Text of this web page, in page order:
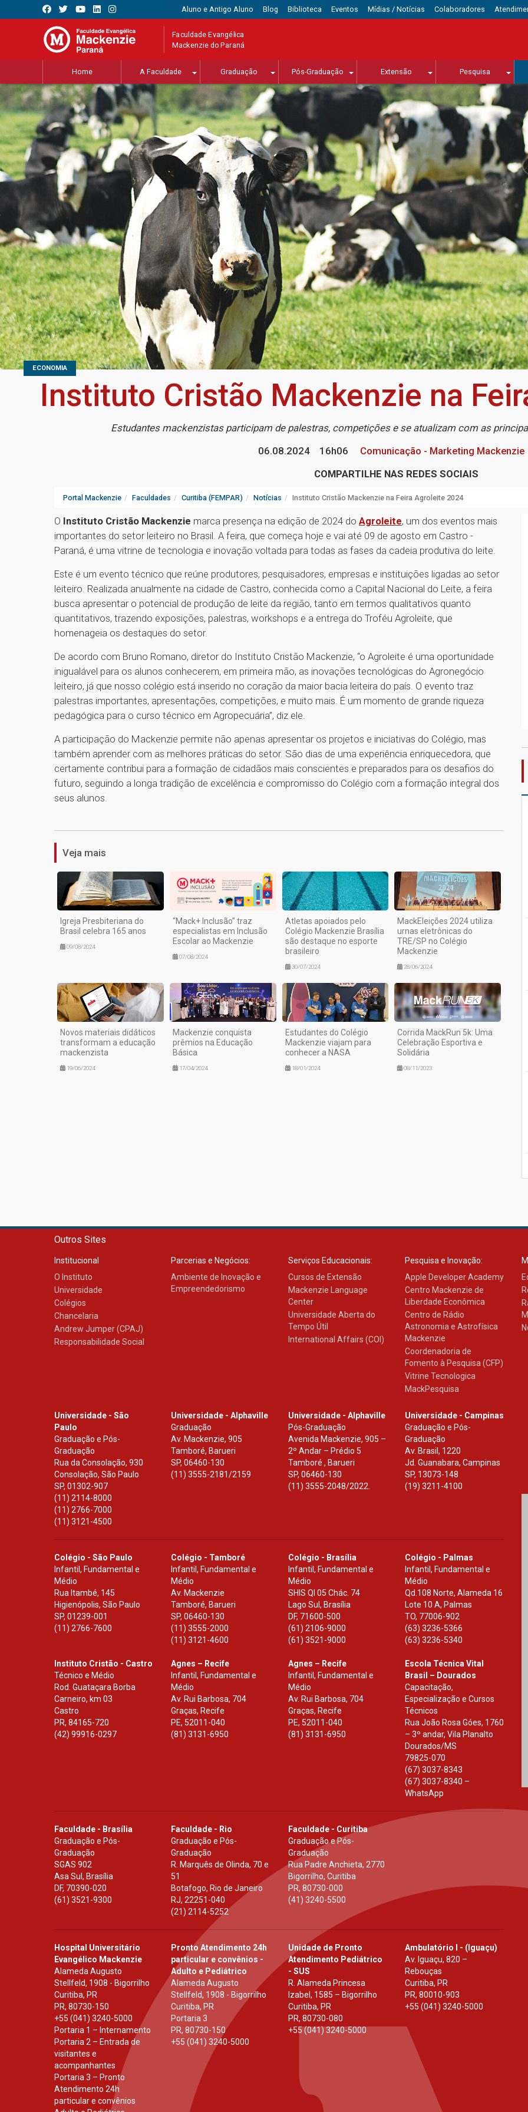
Aluno e Antigo Aluno Blog Biblioteca Eventos Mídias / Notícias Colaboradores
Faculdade Evangélica
Mackenzie do Paraná
Home A Faculdade Graduação Pós-Graduação Extensão Pesquisa
ECONOMIA
Instituto Cristão Mackenzie na
Estudantes mackenzistas participam de palestras, competições e se atualizam com as
06.08.2024
16h06
Comunicação - Marketing Mackenzie
COMPARTILHE NAS REDES SOCIAIS
Portal Mackenzie Faculdades Curitiba (FEMPAR) Notícias Instituto Cristão Mackenzie na Feira Agroleite 2024
O Instituto Cristão Mackenzie marca presença na edição de 2024 do Agroleite, um dos eventos mais
importantes do setor leiteiro no Brasil. A feira, que começa hoje e vai até 09 de agosto em Castro -
Paraná, é uma vitrine de tecnologia e inovação voltada para todas as fases da cadeia produtiva do leite.
Este é um evento técnico que reúne produtores, pesquisadores, empresas e instituições ligadas ao setor
leiteiro. Realizada anualmente na cidade de Castro, conhecida como a Capital Nacional do Leite, a feira
busca apresentar o potencial de produção de leite da região, tanto em termos qualitativos quanto
quantitativos, trazendo exposições, palestras, workshops e a entrega do Troféu Agroleite, que
homenageia os destaques do setor.
De acordo com Bruno Romano, diretor do Instituto Cristão Mackenzie, “o Agroleite é uma oportunidade
inigualável para os alunos conhecerem, em primeira mão, as inovações tecnológicas do Agronegócio
leiteiro, já que nosso colégio está inserido no coração da maior bacia leiteira do país. O evento traz
palestras importantes, apresentações, competições, e muito mais. É um momento de grande riqueza
pedagógica para o curso técnico em Agropecuária”, diz ele.
A participação do Mackenzie permite não apenas apresentar os projetos e iniciativas do Colégio, mas
também aprender com as melhores práticas do setor. São dias de uma experiência enriquecedora, que
certamente contribui para a formação de cidadãos mais conscientes e preparados para os desafios do
futuro, seguindo a longa tradição de excelência e compromisso do Colégio com a formação integral dos
seus alunos.
Veja mais
Igreja Presbiteriana do
Brasil celebra 165 anos
09/08/2024
“Mack+ Inclusão” traz
especialistas em Inclusão
Escolar ao Mackenzie
07/08/2024
Atletas apoiados pelo
Colégio Mackenzie Brasília
são destaque no esporte
brasileiro
30/07/2024
MackEleições 2024 utiliza
urnas eletrônicas do
TRE/SP no Colégio
Mackenzie
28/06/2024
Novos materiais didáticos
transformam a educação
mackenzista
19/06/2024
Mackenzie conquista
prêmios na Educação
Básica
17/04/2024
Estudantes do Colégio
Mackenzie viajam para
conhecer a NASA
18/01/2024
Corrida MackRun 5k: Uma
Celebração Esportiva e
Solidária
08/11/2023
Outros Sites
Institucional
O Instituto
Universidade
Colégios
Chancelaria
Andrew Jumper (CPAJ)
Responsabilidade Social
Parcerias e Negócios:
Ambiente de Inovação e
Empreendedorismo
Serviços Educacionais:
Cursos de Extensão
Mackenzie Language
Center
Universidade Aberta do
Tempo Útil
International Affairs (COI)
Pesquisa e Inovação:
Apple Developer Academy
Centro Mackenzie de
Liberdade Econômica
Centro de Rádio
Astronomia e Astrofísica
Mackenzie
Coordenadoria de
Fomento à Pesquisa (CFP)
Vitrine Tecnologica
MackPesquisa
Universidade - São
Paulo
Graduação e Pós-
Graduação
Rua da Consolação, 930
Consolação, São Paulo
SP, 01302-907
(11) 2114-8000
(11) 2766-7000
(11) 3121-4500
Universidade - Alphaville
Graduação
Av. Mackenzie, 905
Tamboré, Barueri
SP,06460-130
(11) 3555-2181/2159
Universidade - Alphaville
Pós-Graduação
Avenida Mackenzie, 905 –
2º Andar – Prédio 5
Tamboré , Barueri
SP, 06460-130
(11) 3555-2048/2022.
Universidade - Campinas
Graduação e Pós-
Graduação
Av. Brasil, 1220
Jd. Guanabara, Campinas
SP, 13073-148
(19) 3211-4100
Colégio - São Paulo
Infantil, Fundamental e
Médio
Rua Itambé, 145
Higienópolis, São Paulo
SP, 01239-001
(11) 2766-7600
Colégio - Tamboré
Infantil, Fundamental e
Médio
Av. Mackenzie
Tamboré, Barueri
SP,06460-130
(11) 3555-2000
(11) 3121-4600
Colégio - Brasília
Infantil, Fundamental e
Médio
SHIS Ql 05 Chác. 74
Lago Sul, Brasília
DF, 71600-500
(61) 2106-9000
(61) 3521-9000
Colégio - Palmas
Infantil, Fundamental e
Médio
Qd.108 Norte, Alameda 16
Lote 10 A, Palmas
TO, 77006-902
(63) 3236-5366
(63) 3236-5340
Instituto Cristão - Castro
Técnico e Médio
Rod. Guataçara Borba
Carneiro, km 03
Castro
PR, 84165-720
(42) 99916-0297
Agnes – Recife
Infantil, Fundamental e
Médio
Av. Rui Barbosa, 704
Graças, Recife
PE, 52011-040
(81) 3131-6950
Agnes – Recife
Infantil, Fundamental e
Médio
Av. Rui Barbosa, 704
Graças, Recife
PE, 52011-040
(81) 3131-6950
Escola Técnica Vital
Brasil – Dourados
Capacitação,
Especialização e Cursos
Técnicos
Rua João Rosa Góes, 1760
– 3º andar, Vila Planalto
Dourados/MS
79825-070
(67) 3037-8343
(67) 3037-8340 –
WhatsApp
Faculdade - Brasília
Graduação e Pós-
Graduação
SGAS 902
Asa Sul, Brasília
DF, 70390-020
(61) 3521-9300
Faculdade - Rio
Graduação e Pós-
Graduação
R. Marquês de Olinda, 70 e
51
Botafogo, Rio de Janeiro
RJ,22251-040
(21) 2114-5252
Faculdade - Curitiba
Graduação e Pós-
Graduação
Rua Padre Anchieta, 2770
Bigorrilho, Curitiba
PR, 80730-000
(41) 3240-5500
Hospital Universitário
Evangélico Mackenzie
Alameda Augusto
Stellfeld, 1908 - Bigorrilho
Curitiba, PR
PR, 80730-150
+55 (041) 3240-5000
Portaria 1 – Internamento
Portaria 2 – Entrada de
visitantes e
acompanhantes
Portaria 3 – Pronto
Atendimento 24h
particular e convênios
Pronto Atendimento 24h
particular e convênios -
Adulto e Pediátrico
Alameda Augusto
Stellfeld, 1908 - Bigorrilho
Curitiba, PR
Portaria 3
PR,80730-150
+55 (041) 3240-5000
Unidade de Pronto
Atendimento Pediátrico
- SUS
R. Alameda Princesa
Izabel, 1585 – Bigorrilho
Curitiba, PR
PR, 80730-080
+55 (041) 3240-5000
Ambulatório I - (Iguaçu)
Av. Iguaçu, 820 –
Rebouças
Curitiba, PR
PR, 80010-903
+55 (041) 3240-5000